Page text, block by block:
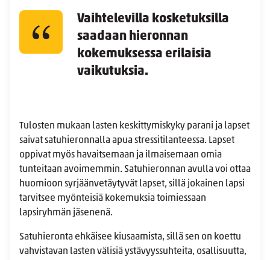
Vaihtelevilla kosketuksilla
saadaan hieronnan
kokemuksessa erilaisia
vaikutuksia.
Tulosten mukaan lasten keskittymiskyky parani ja lapset
saivat satuhieronnalla apua stressitilanteessa. Lapset
oppivat myös havaitsemaan ja ilmaisemaan omia
tunteitaan avoimemmin. Satuhieronnan avulla voi ottaa
huomioon syrjäänvetäytyvät lapset, sillä jokainen lapsi
tarvitsee myönteisiä kokemuksia toimiessaan
lapsiryhmän jäsenenä.
Satuhieronta ehkäisee kiusaamista, sillä sen on koettu
vahvistavan lasten välisiä ystävyyssuhteita, osallisuutta,